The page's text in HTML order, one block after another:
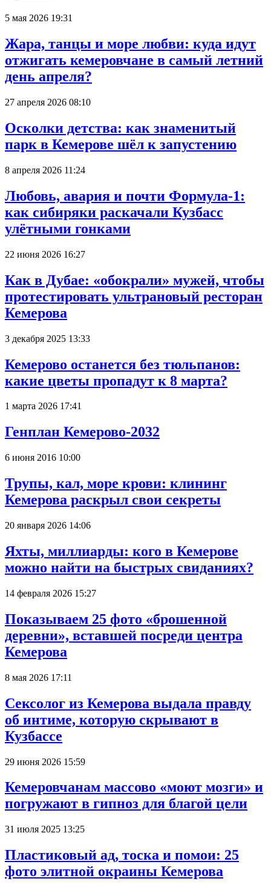
5 мая 2026 19:31
Жара, танцы и море любви: куда идут
отжигать кемеровчане в самый летний
день апреля?
27 апреля 2026 08:10
Осколки детства: как знаменитый
парк в Кемерове шёл к запустению
8 апреля 2026 11:24
Любовь, авария и почти Формула-1:
как сибиряки раскачали Кузбасс
улётными гонками
22 июня 2026 16:27
Как в Дубае: «обокрали» мужей, чтобы
протестировать ультрановый ресторан
Кемерова
3 декабря 2025 13:33
Кемерово останется без тюльпанов:
какие цветы пропадут к 8 марта?
1 марта 2026 17:41
Генплан Кемерово-2032
6 июня 2016 10:00
Трупы, кал, море крови: клининг
Кемерова раскрыл свои секреты
20 января 2026 14:06
Яхты, миллиарды: кого в Кемерове
можно найти на быстрых свиданиях?
14 февраля 2026 15:27
Показываем 25 фото «брошенной
деревни», вставшей посреди центра
Кемерова
8 мая 2026 17:11
Сексолог из Кемерова выдала правду
об интиме, которую скрывают в
Кузбассе
29 июня 2026 15:59
Кемеровчанам массово «моют мозги» и
погружают в гипноз для благой цели
31 июля 2025 13:25
Пластиковый ад, тоска и помои: 25
фото элитной окраины Кемерова